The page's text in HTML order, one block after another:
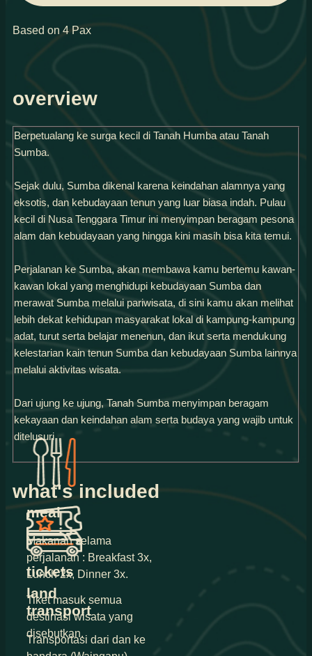
Based on 4 Pax
overview
Berpetualang ke surga kecil di Tanah Humba atau Tanah
Sumba.
Sejak dulu, Sumba dikenal karena keindahan alamnya yang
eksotis, dan kebudayaan tenun yang luar biasa indah. Pulau
kecil di Nusa Tenggara Timur ini menyimpan beragam pesona
alam dan kebudayaan yang hingga kini masih bisa kita temui.
Perjalanan ke Sumba, akan membawa kamu bertemu kawan-
kawan lokal yang menghidupi kebudayaan Sumba dan
merawat Sumba melalui pariwisata, di sini kamu akan melihat
lebih dekat kehidupan masyarakat lokal di kampung-kampung
adat, turut serta belajar menenun, dan ikut serta mendukung
kelestarian kain tenun Sumba dan kebudayaan Sumba lainnya
melalui aktivitas wisata.
Dari ujung ke ujung, Tanah Sumba menyimpan beragam
kekayaan dan keindahan alam serta budaya yang wajib untuk
ditelusuri
what's included
land
transport
Transportasi dari dan ke
meal
Makanan selama
perjalanan : Breakfast 3x,
Lunch 2x, Dinner 3x.
tickets
Tiket masuk semua
destinasi wisata yang
disebutkan.